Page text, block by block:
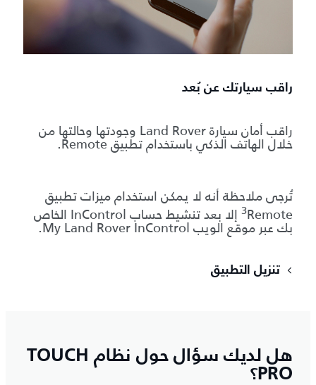
راقب سيارتك عن بُعد
راقب أمان سيارة Land Rover وجودتها وحالتها من
خلال الهاتف الذكي باستخدام تطبيق Remote.
تُرجى ملاحظة أنه لا يمكن استخدام ميزات تطبيق
Remote‏
3 إلا بعد تنشيط حساب InControl الخاص
بك عبر موقع الويب My Land Rover InControl.
تنزيل التطبيق
هل لديك سؤال حول نظام TOUCH
PRO؟